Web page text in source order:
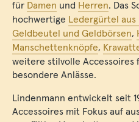
für Damen und Herren. Das
hochwertige Ledergürtel
Geldbeutel und Geldbörsen,
Manschettenknöpfe,
weitere stilvolle Accessoires
besondere Anlässe.
Lindenmann entwickelt seit
Accessoires mit Fokus auf